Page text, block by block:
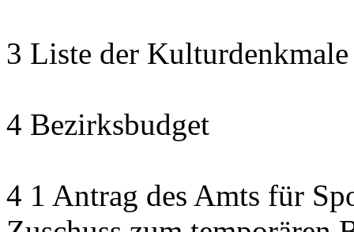
3 Liste der
4 Bezirksbudget
4 1 Antrag des Amts für